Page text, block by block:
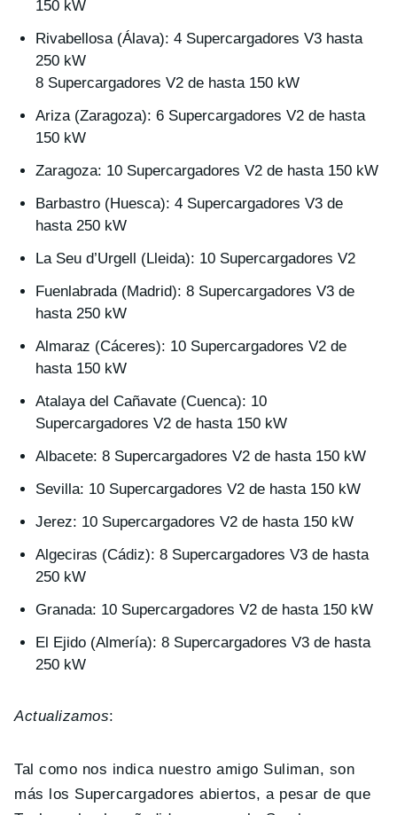
150 kW
Rivabellosa (Álava): 4 Supercargadores V3 hasta
250 kW
8 Supercargadores V2 de hasta 150 kW
Ariza (Zaragoza): 6 Supercargadores V2 de hasta
150 kW
Zaragoza: 10 Supercargadores V2 de hasta 150 kW
Barbastro (Huesca): 4 Supercargadores V3 de
hasta 250 kW
La Seu d’Urgell (Lleida): 10 Supercargadores V2
Fuenlabrada (Madrid): 8 Supercargadores V3 de
hasta 250 kW
Almaraz (Cáceres): 10 Supercargadores V2 de
hasta 150 kW
Atalaya del Cañavate (Cuenca): 10
Supercargadores V2 de hasta 150 kW
Albacete: 8 Supercargadores V2 de hasta 150 kW
Sevilla: 10 Supercargadores V2 de hasta 150 kW
Jerez: 10 Supercargadores V2 de hasta 150 kW
Algeciras (Cádiz): 8 Supercargadores V3 de hasta
250 kW
Granada: 10 Supercargadores V2 de hasta 150 kW
El Ejido (Almería): 8 Supercargadores V3 de hasta
250 kW
Actualizamos:
Tal como nos indica nuestro amigo Suliman, son
más los Supercargadores abiertos, a pesar de que